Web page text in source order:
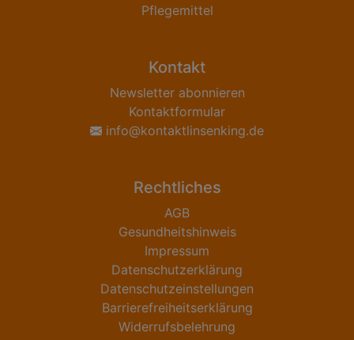
Pflegemittel
Kontakt
Newsletter abonnieren
Kontaktformular
info@kontaktlinsenking.de
Rechtliches
AGB
Gesundheitshinweis
Impressum
Datenschutzerklärung
Datenschutzeinstellungen
Barrierefreiheitserklärung
Widerrufsbelehrung